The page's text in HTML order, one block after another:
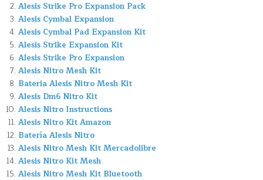
Alesis Strike Pro Expansion Pack
Alesis Cymbal Expansion
Alesis Cymbal Pad Expansion Kit
Alesis Strike Expansion Kit
Alesis Strike Pro Expansion
Alesis Nitro Mesh Kit
Bateria Alesis Nitro Mesh Kit
Alesis Dm6 Nitro Kit
Alesis Nitro Instructions
Alesis Nitro Kit Amazon
Batería Alesis Nitro
Alesis Nitro Mesh Kit Mercadolibre
Alesis Nitro Kit Mesh
Alesis Nitro Mesh Kit Bluetooth